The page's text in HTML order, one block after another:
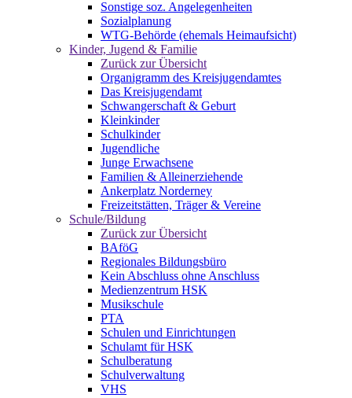
Sonstige soz. Angelegenheiten
Sozialplanung
WTG-Behörde (ehemals Heimaufsicht)
Kinder, Jugend & Familie
Zurück zur Übersicht
Organigramm des Kreisjugendamtes
Das Kreisjugendamt
Schwangerschaft & Geburt
Kleinkinder
Schulkinder
Jugendliche
Junge Erwachsene
Familien & Alleinerziehende
Ankerplatz Norderney
Freizeitstätten, Träger & Vereine
Schule/Bildung
Zurück zur Übersicht
BAföG
Regionales Bildungsbüro
Kein Abschluss ohne Anschluss
Medienzentrum HSK
Musikschule
PTA
Schulen und Einrichtungen
Schulamt für HSK
Schulberatung
Schulverwaltung
VHS